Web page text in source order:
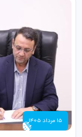
15 مرداد 1405